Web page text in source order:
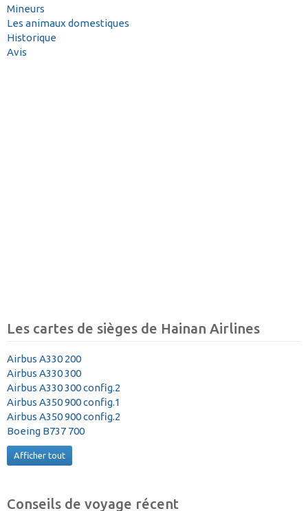
Mineurs
Les animaux domestiques
Historique
Avis
Les cartes de sièges de Hainan Airlines
Airbus A330 200
Airbus A330 300
Airbus A330 300 config.2
Airbus A350 900 config.1
Airbus A350 900 config.2
Boeing B737 700
Afficher tout
Conseils de voyage récent